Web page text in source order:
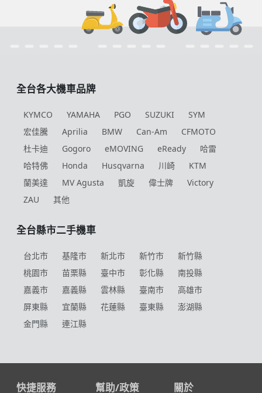
全台各大機車品牌
KYMCO YAMAHA PGO SUZUKI
SYM
宏佳騰
Aprilia BMW Can-Am
CFMOTO
杜卡迪
Gogoro eMOVING eReady
哈雷
哈特佛
Honda Husqvarna 川崎
KTM
蘭美達
MV Agusta 凱旋 偉士牌
Victory
ZAU
其他
全台縣市二手機車
台北市 基隆市 新北市 新竹市
新竹縣
桃園市
苗栗縣 臺中市 彰化縣
南投縣
嘉義市
嘉義縣 雲林縣 臺南市
高雄市
屏東縣
宜蘭縣 花蓮縣 臺東縣
澎湖縣
金門縣
連江縣
快捷服務 幫助/政策 關於